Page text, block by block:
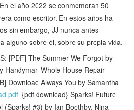
el año 2022 se conmemoran 50
como escritor. En estos años ha
sin embargo, JJ nunca antes
alguno sobre él, sobre su propia vida.
[PDF] The Summer We Forgot by
Handyman Whole House Repair
Download Always You by Samantha
pdf, {pdf download} Sparks! Future
(Sparks! #3) by Ian Boothby, Nina